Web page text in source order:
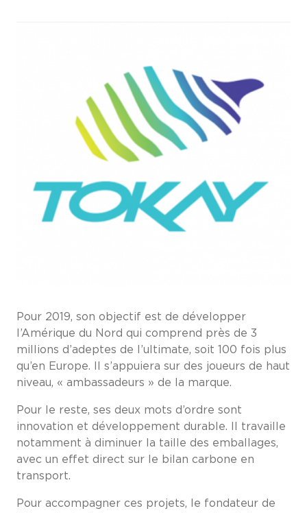
Pour 2019, son objectif est de développer
l’Amérique du Nord qui comprend près de 3
millions d’adeptes de l’ultimate, soit 100 fois plus
qu’en Europe. Il s’appuiera sur des joueurs de haut
niveau, « ambassadeurs » de la marque.
Pour le reste, ses deux mots d’ordre sont
innovation et développement durable. Il travaille
notamment à diminuer la taille des emballages,
avec un effet direct sur le bilan carbone en
transport.
Pour accompagner ces projets, le fondateur de